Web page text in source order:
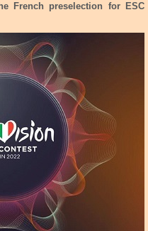
French preselection for ESC